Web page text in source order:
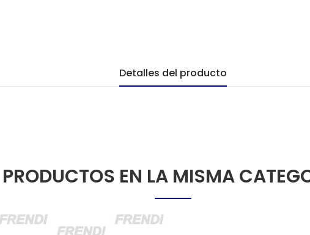
Detalles del producto
PRODUCTOS EN LA MISMA